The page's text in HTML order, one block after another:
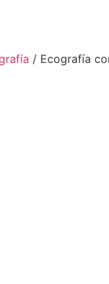
/ Ecografía